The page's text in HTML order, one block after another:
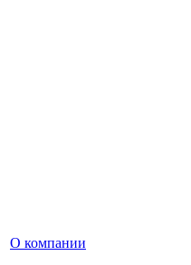
О компании